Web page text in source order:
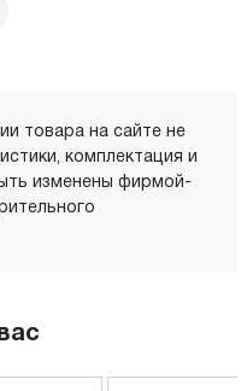
товара на сайте не
комплектация и
изменены фирмой-